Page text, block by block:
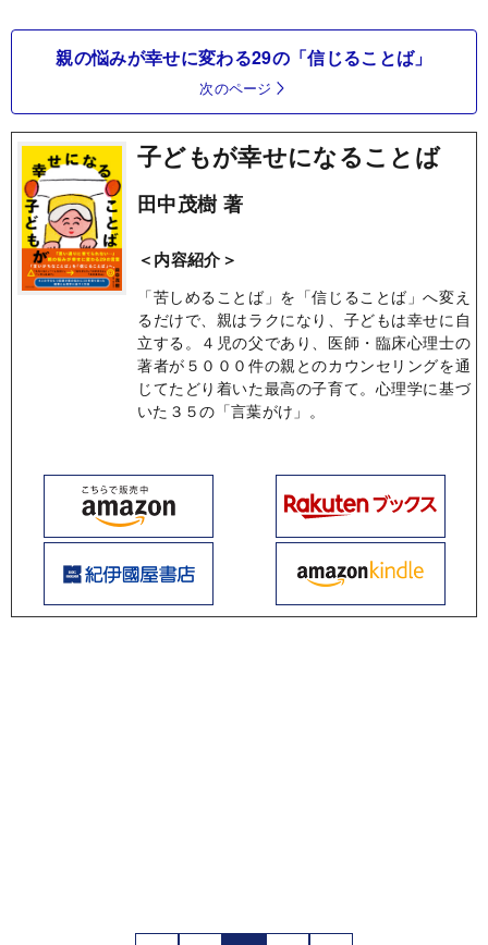
親の悩みが幸せに変わる29の「信じることば」
次のページ
子どもが幸せになることば
田中茂樹 著
＜内容紹介＞
「苦しめることば」を「信じることば」へ変え
るだけで、親はラクになり、子どもは幸せに自
立する。４児の父であり、医師・臨床心理士の
著者が５０００件の親とのカウンセリングを通
じてたどり着いた最高の子育て。心理学に基づ
いた３５の「言葉がけ」。